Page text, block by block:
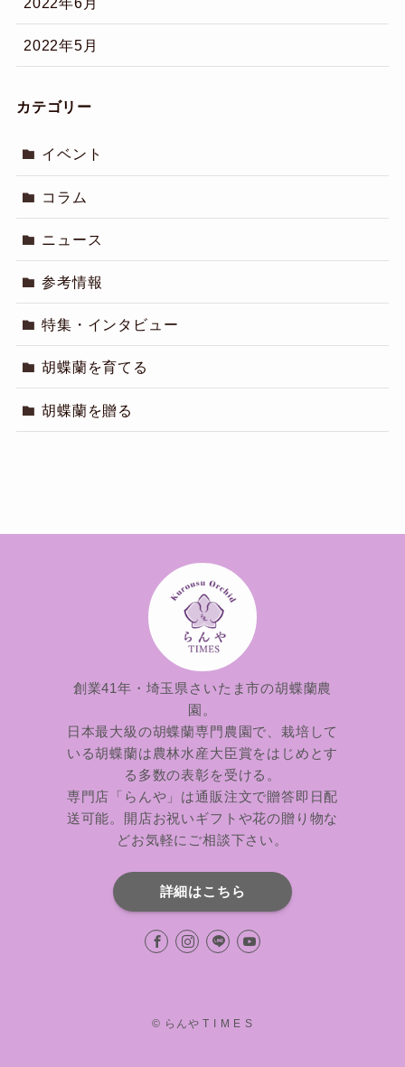
2022年5月
カテゴリー
イベント
コラム
ニュース
参考情報
特集・インタビュー
胡蝶蘭を育てる
胡蝶蘭を贈る
創業41年・埼玉県さいたま市の胡蝶蘭農
園。
日本最大級の胡蝶蘭専門農園で、栽培して
いる胡蝶蘭は農林水産大臣賞をはじめとす
る多数の表彰を受ける。
専門店「らんや」は通販注文で贈答即日配
送可能。開店お祝いギフトや花の贈り物な
どお気軽にご相談下さい。
詳細はこちら
© らんや T I M E S